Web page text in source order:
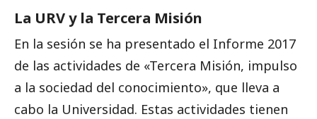
La URV y la Tercera Misión
En la sesión se ha presentado el Informe 2017
de las actividades de «Tercera Misión, impulso
a la sociedad del conocimiento», que lleva a
cabo la Universidad. Estas actividades tienen